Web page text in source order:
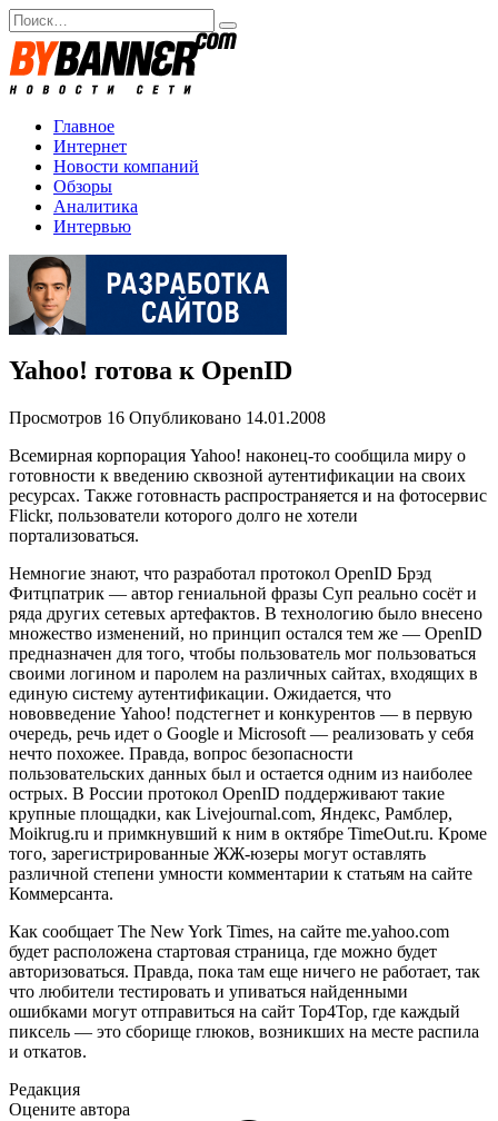
Перейти
к
содержанию
Search
for:
Главное
Интернет
Новости компаний
Обзоры
Аналитика
Интервью
Yahoo! готова к OpenID
Просмотров 16 Опубликовано 14.01.2008
Всемирная корпорация Yahoo! наконец-то сообщила миру о
готовности к введению сквозной аутентификации на своих
ресурсах. Также готовнасть распространяется и на фотосервис
Flickr, пользователи которого долго не хотели
портализоваться.
Немногие знают, что разработал протокол OpenID Брэд
Фитцпатрик — автор гениальной фразы Суп реально сосёт и
ряда других сетевых артефактов. В технологию было внесено
множество изменений, но принцип остался тем же — OpenID
предназначен для того, чтобы пользователь мог пользоваться
своими логином и паролем на различных сайтах, входящих в
единую систему аутентификации. Ожидается, что
нововведение Yahoo! подстегнет и конкурентов — в первую
очередь, речь идет о Google и Microsoft — реализовать у себя
нечто похожее. Правда, вопрос безопасности
пользовательских данных был и остается одним из наиболее
острых. В России протокол OpenID поддерживают такие
крупные площадки, как Livejournal.com, Яндекс, Рамблер,
Moikrug.ru и примкнувший к ним в октябре TimeOut.ru. Кроме
того, зарегистрированные ЖЖ-юзеры могут оставлять
различной степени умности комментарии к статьям на сайте
Коммерсанта.
Как сообщает The New York Times, на сайте me.yahoo.com
будет расположена стартовая страница, где можно будет
авторизоваться. Правда, пока там еще ничего не работает, так
что любители тестировать и упиваться найденными
ошибками могут отправиться на сайт Top4Top, где каждый
пиксель — это сборище глюков, возникших на месте распила
и откатов.
Редакция
Оцените автора